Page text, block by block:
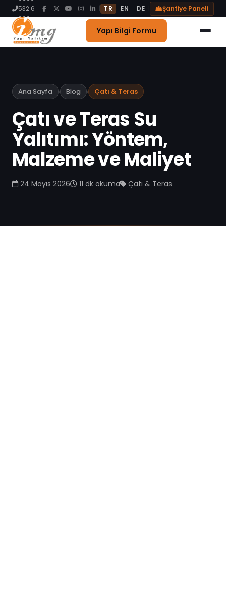
532 6
999
TR · EN · DE Şantiye Paneli
Blog
İletişim
Yapı Bilgi Formu
Ana Sayfa › Blog › Çatı & Teras
Çatı ve Teras Su
Yalıtımı: Yöntem,
Malzeme ve Maliyet
24 Mayıs 2026 11 dk okuma Çatı & Teras